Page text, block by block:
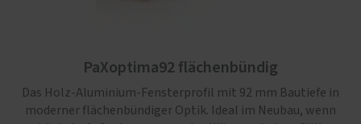
PaXoptima92 flächenbündig
Das Holz-Aluminium-Fensterprofil mit 92 mm Bautiefe in
moderner flächenbündiger Optik. Ideal im Neubau, wenn